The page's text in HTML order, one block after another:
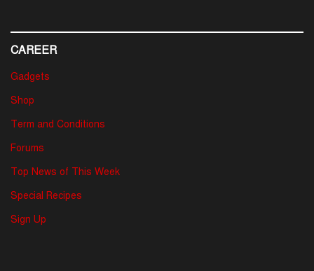
CAREER
Gadgets
Shop
Term and Conditions
Forums
Top News of This Week
Special Recipes
Sign Up